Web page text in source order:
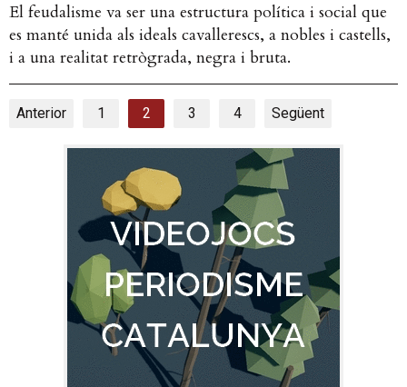
El feudalisme va ser una estructura política i social que
es manté unida als ideals cavallerescs, a nobles i castells,
i a una realitat retrògrada, negra i bruta.
Anterior 1 2 3 4 Següent